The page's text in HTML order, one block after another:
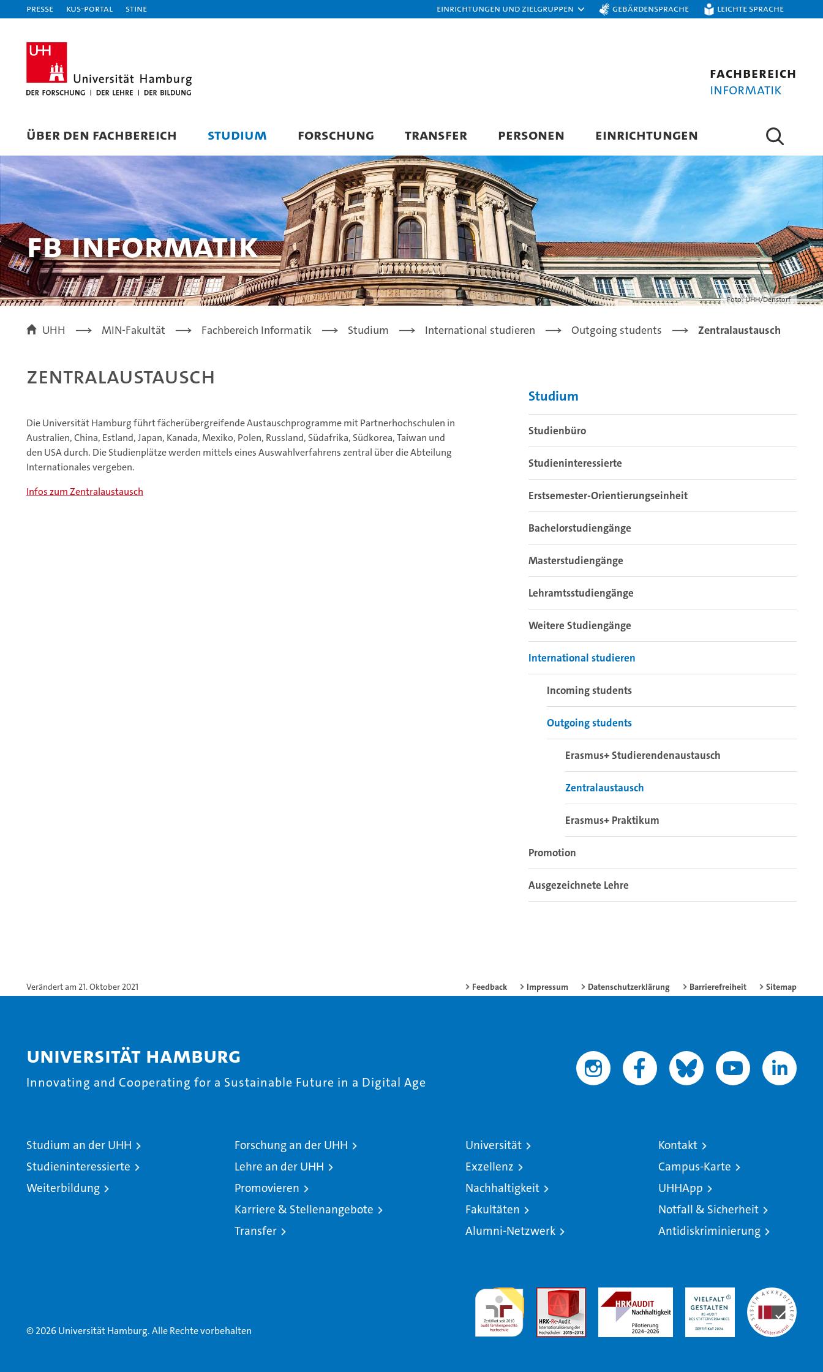
Presse KUS-Portal STiNE Einrichtungen und Zielgruppen Gebärdensprache Leichte Sprache
Fachbereich
Informatik
ÜBER DEN FACHBEREICH STUDIUM FORSCHUNG TRANSFER PERSONEN EINRICHTUNGEN
Foto: UHH/Denstorf
FB Informatik
UHH MIN-Fakultät Fachbereich Informatik Studium International studieren Outgoing students Zentralaustausch
Zentralaustausch
Die Universität Hamburg führt fächerübergreifende Austauschprogramme mit Partnerhochschulen in
Australien, China, Estland, Japan, Kanada, Mexiko, Polen, Russland, Südafrika, Südkorea, Taiwan und
den USA durch. Die Studienplätze werden mittels eines Auswahlverfahrens zentral über die Abteilung
Internationales vergeben.
Infos zum Zentralaustausch
Studium
Studienbüro
Studieninteressierte
Erstsemester-Orientierungseinheit
Bachelorstudiengänge
Masterstudiengänge
Lehramtsstudiengänge
Weitere Studiengänge
International studieren
Incoming students
Outgoing students
Erasmus+ Studierendenaustausch
Zentralaustausch
Erasmus+ Praktikum
Promotion
Ausgezeichnete Lehre
Verändert am 21. Oktober 2021 Feedback Impressum Datenschutzerklärung Barrierefreiheit Sitemap
Universität Hamburg
Innovating and Cooperating for a Sustainable Future in a Digital Age
Studium an der UHH
Studieninteressierte
Weiterbildung
Forschung an der UHH
Lehre an der UHH
Promovieren
Karriere & Stellenangebote
Transfer
Universität
Exzellenz
Nachhaltigkeit
Fakultäten
Alumni-Netzwerk
Kontakt
Campus-Karte
UHHApp
Notfall & Sicherheit
Antidiskriminierung
© 2026 Universität Hamburg. Alle Rechte vorbehalten